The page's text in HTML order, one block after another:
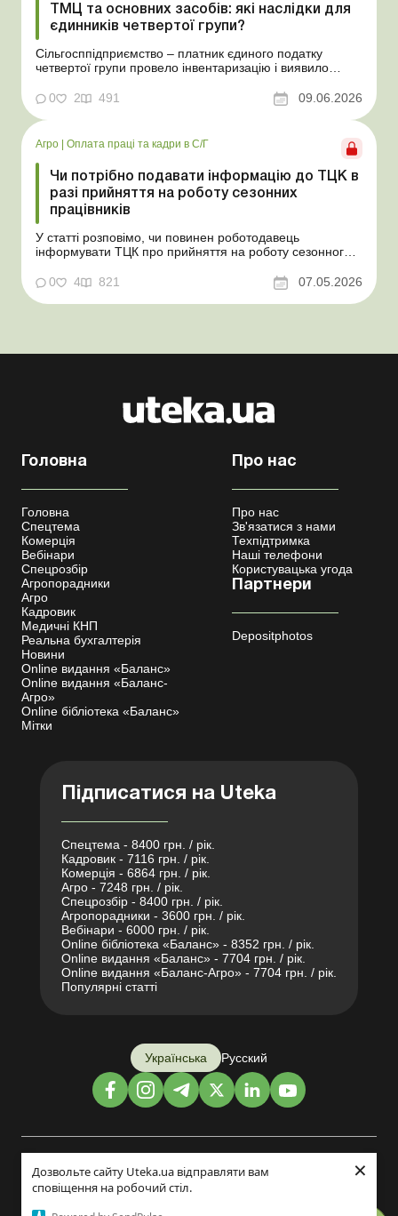
Дозвольте сайту Uteka.ua відправляти вам
сповіщення на робочий стіл.
×
ТМЦ та основних засобів: які наслідки для
єдинників четвертої групи?
Сільгосппідприємство – платник єдиного податку
четвертої групи провело інвентаризацію і виявило
товарів, продукції власного виробництва, а також
основних засобів (далі – ОЗ). Як вплинуть такі
надлишки при їх оприбуткуванні на частку сільгоспто...
0 2 491 09.06.2026
Агро | Оплата праці та кадри в С/Г
Чи потрібно подавати інформацію до ТЦК в
разі прийняття на роботу сезонних
працівників
У статті розповімо, чи повинен роботодавець
інформувати ТЦК про прийняття на роботу сезонного
агропідприємств приймає працівників на сезонні
роботи. Через значні штрафні санкції за порушення
порядку ведення військового обліку в
0 4 821 07.05.2026
Головна
Головна
Спецтема
Комерція
Вебінари
Спецрозбір
Агропорадники
Агро
Кадровик
Медичні КНП
Реальна бухгалтерія
Новини
Online видання «Баланс»
Online видання «Баланс-
Агро»
Online бібліотека «Баланс»
Мітки
Про нас
Про нас
Зв'язатися з нами
Техпідтримка
Наші телефони
Користувацька угода
Партнери
Depositphotos
Підписатися на Uteka
Спецтема - 8400 грн. / рік.
Кадровик - 7116 грн. / рік.
Комерція - 6864 грн. / рік.
Агро - 7248 грн. / рік.
Спецрозбір - 8400 грн. / рік.
Агропорадники - 3600 грн. / рік.
Вебінари - 6000 грн. / рік.
Online бібліотека «Баланс» - 8352 грн. / рік.
Online видання «Баланс» - 7704 грн. / рік.
Online видання «Баланс-Агро» - 7704 грн. / рік.
Популярні статті
Українська Русский
Дизайн і розробка: